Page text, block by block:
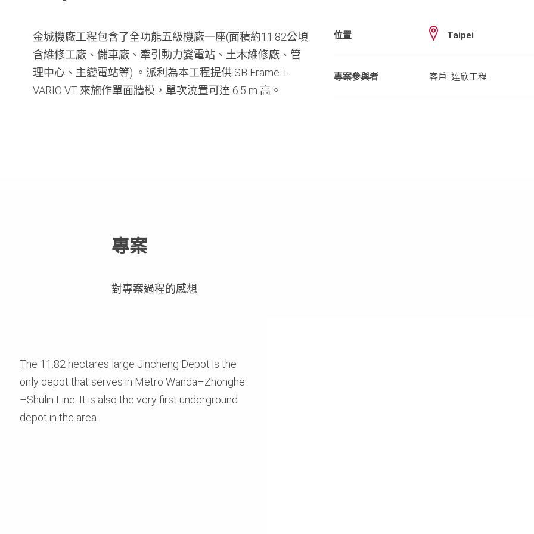
金城機廠工程包含了全功能五級機廠一座(面積約11.82公頃
含維修工廠、儲車廠、牽引動力變電站、土木維修廠、管
理中心、主變電站等) 。派利為本工程提供 SB Frame +
VARIO VT 來施作單面牆模，單次澆置可達 6.5 m 高。
位置 Taipei
專案參與者 客戶: 達欣工程
專案
對專案過程的感想
The 11.82 hectares large Jincheng Depot is the
only depot that serves in Metro Wanda–Zhonghe
–Shulin Line. It is also the very first underground
depot in the area.